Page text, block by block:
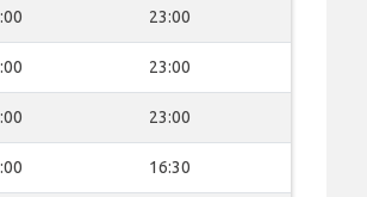
23:00
23:00
23:00
16:30